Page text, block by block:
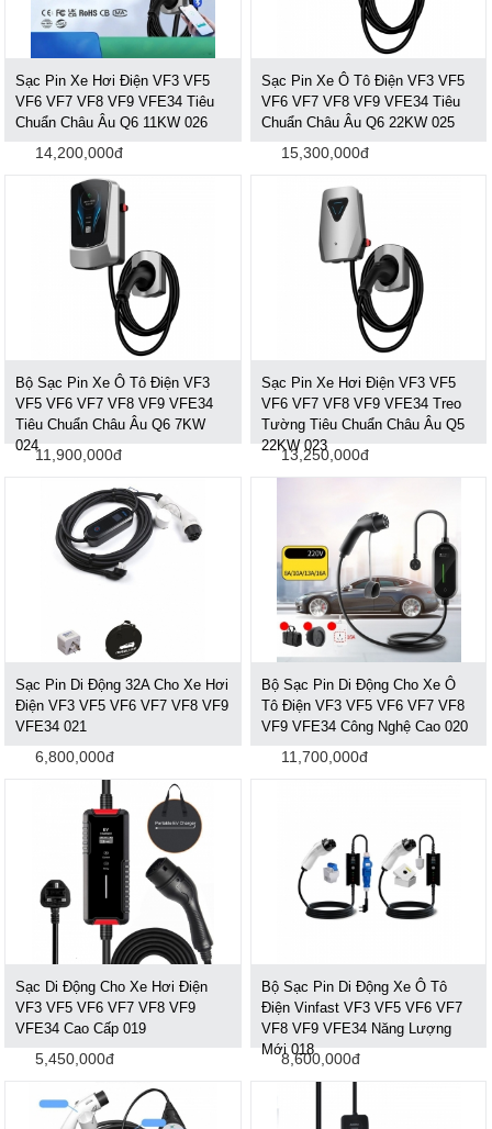
Sạc Pin Xe Hơi Điện VF3 VF5
VF6 VF7 VF8 VF9 VFE34 Tiêu
Chuẩn Châu Âu Q6 11KW 026
14,200,000đ
Sạc Pin Xe Ô Tô Điện VF3 VF5
VF6 VF7 VF8 VF9 VFE34 Tiêu
Chuẩn Châu Âu Q6 22KW 025
15,300,000đ
Bộ Sạc Pin Xe Ô Tô Điện VF3
VF5 VF6 VF7 VF8 VF9 VFE34
Tiêu Chuẩn Châu Âu Q6 7KW
024
11,900,000đ
Sạc Pin Xe Hơi Điện VF3 VF5
VF6 VF7 VF8 VF9 VFE34 Treo
Tường Tiêu Chuẩn Châu Âu Q5
22KW 023
13,250,000đ
Sạc Pin Di Động 32A Cho Xe Hơi
Điện VF3 VF5 VF6 VF7 VF8 VF9
VFE34 021
6,800,000đ
Bộ Sạc Pin Di Động Cho Xe Ô
Tô Điện VF3 VF5 VF6 VF7 VF8
VF9 VFE34 Công Nghệ Cao 020
11,700,000đ
Sạc Di Động Cho Xe Hơi Điện
VF3 VF5 VF6 VF7 VF8 VF9
VFE34 Cao Cấp 019
5,450,000đ
Bộ Sạc Pin Di Động Xe Ô Tô
Điện Vinfast VF3 VF5 VF6 VF7
VF8 VF9 VFE34 Năng Lượng
Mới 018
8,600,000đ